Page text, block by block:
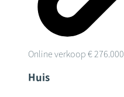
Online verkoop € 276.000
Huis